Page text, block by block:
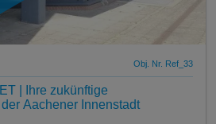
Obj. Nr. Ref_33
| Ihre zukünftige
Aachener Innenstadt